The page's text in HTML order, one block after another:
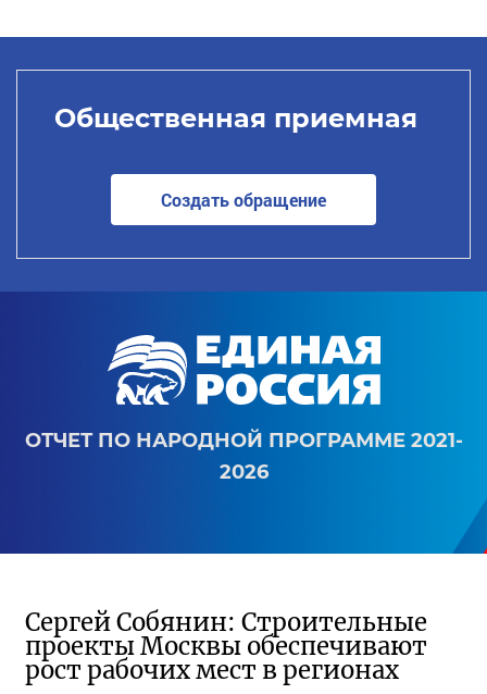
Общественная приемная
Создать обращение
ОТЧЕТ ПО НАРОДНОЙ ПРОГРАММЕ 2021-
2026
Сергей Собянин: Строительные
проекты Москвы обеспечивают
рост рабочих мест в регионах